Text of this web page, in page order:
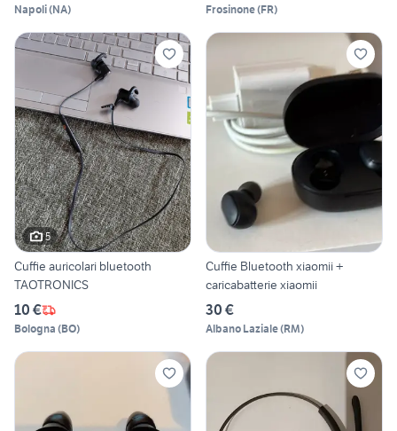
Napoli(NA) Frosinone(FR)
5
Cuffie auricolari bluetooth
TAOTRONICS
10 €
Bologna (BO)
Cuffie Bluetooth xiaomii +
caricabatterie xiaomii
30 €
Albano Laziale(RM)